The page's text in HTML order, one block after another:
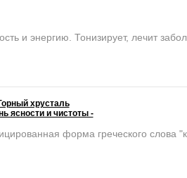
и энергию. Тонизирует, лечит
хрусталь
ясности и чистоты -
форма греческого слова